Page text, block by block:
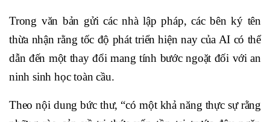
Trong văn bản gửi các nhà lập pháp, các bên ký tên
thừa nhận rằng tốc độ phát triển hiện nay của AI có thể
dẫn đến một thay đổi mang tính bước ngoặt đối với an
ninh sinh học toàn cầu.
Theo nội dung bức thư, “có một khả năng thực sự rằng